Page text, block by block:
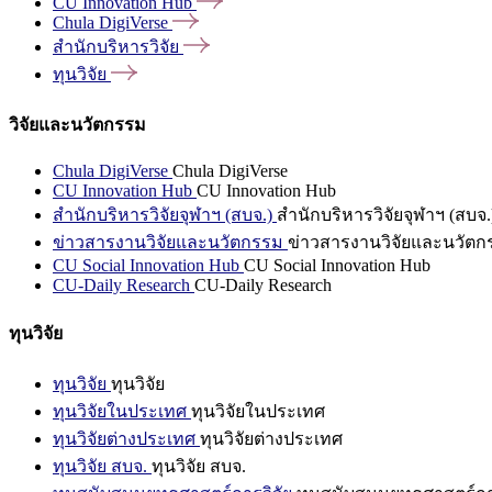
Chula DigiVerse
สำนักบริหารวิจัย
ทุนวิจัย
วิจัยและนวัตกรรม
Chula DigiVerse Chula DigiVerse
CU Innovation Hub CU Innovation Hub
สำนักบริหารวิจัยจุฬาฯ (สบจ.) สำนักบริหารวิจัยจุฬาฯ (สบจ
ข่าวสารงานวิจัยและนวัตกรรม ข่าวสารงานวิจัยและนวัตก
CU Social Innovation Hub CU Social Innovation Hub
CU-Daily Research CU-Daily Research
ทุนวิจัย
ทุนวิจัย ทุนวิจัย
ทุนวิจัยในประเทศ ทุนวิจัยในประเทศ
ทุนวิจัยต่างประเทศ ทุนวิจัยต่างประเทศ
ทุนวิจัย สบจ. ทุนวิจัย สบจ.